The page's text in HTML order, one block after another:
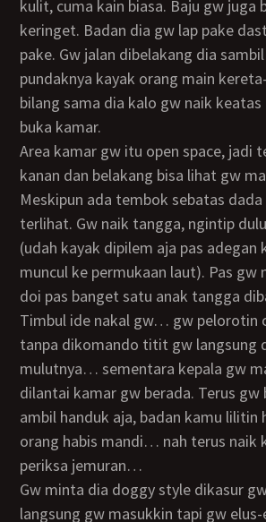
kulit, cuma kain biasa. Baju gw juga
keringet. Badan dia gw lap pake
pake. Gw jalan dibelakang dia
pundaknya kayak orang main
bilang sama dia kalo gw naik
buka kamar.
Area kamar gw itu open space, jadi tetangga kiri
kanan dan belakang bisa lihat gw
Meskipun ada tembok sebatas
terlihat. Gw naik tangga, ngintip
(udah kayak dipilem aja pas adegan
muncul ke permukaan laut). Pas gw
doi pas banget satu anak tangga
timbul ide nakal gw… gw pelorotin celana gw…
tanpa dikomando titit gw langsung
mulutnya… sementara kepala gw
dilantai kamar gw berada. Terus gw
ambil handuk aja, badan kamu lilitin
orang habis mandi… nah terus naik
periksa jemuran…
Gw minta dia doggy style dikasur gw… kali ini ga
langsung gw masukkin tapi gw